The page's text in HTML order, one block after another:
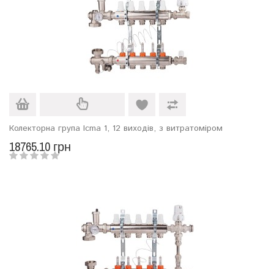
Колекторна група Icma 1, 12 виходів, з витратоміром
18765.10 грн